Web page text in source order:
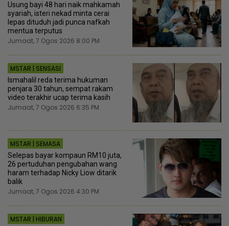
Usung bayi 48 hari naik mahkamah
syariah, isteri nekad minta cerai
lepas dituduh jadi punca nafkah
mentua terputus
Jumaat, 7 Ogos 2026 8:00 PM
MSTAR | SENSASI
Ismahalil reda terima hukuman
penjara 30 tahun, sempat rakam
video terakhir ucap terima kasih
Jumaat, 7 Ogos 2026 6:35 PM
MSTAR | SEMASA
Selepas bayar kompaun RM10 juta,
26 pertuduhan pengubahan wang
haram terhadap Nicky Liow ditarik
balik
Jumaat, 7 Ogos 2026 4:30 PM
MSTAR | HIBURAN